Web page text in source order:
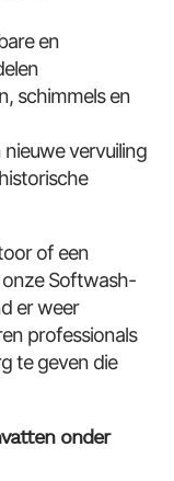
en
schimmels en
vervuiling
of een
Softwash-
er weer
professionals
te geven die
onder